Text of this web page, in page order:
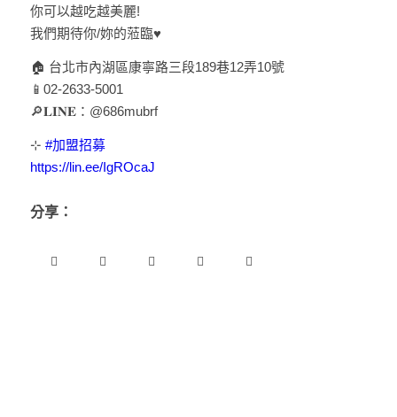
你可以越吃越美麗!
我們期待你/妳的蒞臨♥
🏠 台北市內湖區康寧路三段189巷12弄10號
📱02-2633-5001
🔎𝐋𝐈𝐍𝐄：@686mubrf
⊹ #加盟招募
https://lin.ee/IgROcaJ
分享：